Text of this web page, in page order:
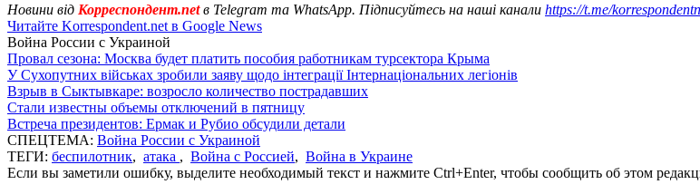
Новини від Корреспондент.netв Telegram та WhatsApp. Підписуйтесь на наші канали https://t.me/
Читайте Korrespondent.net в Google News
Война России с Украиной
Провал сезона: Москва будет платить пособия работникам турсектора Крыма
У Сухопутних військах зробили заяву щодо інтеграції Інтернаціональних легіонів
Взрыв в Сыктывкаре: возросло количество пострадавших
Стали известны объемы отключений в пятницу
Встреча президентов: Ермак и Рубио обсудили детали
СПЕЦТЕМА: Война России с Украиной
ТЕГИ: беспилотник, атака , Война с Россией, Война в Украине
Если вы заметили ошибку, выделите необходимый текст и нажмите Ctrl+Enter, чтобы сообщить об этом